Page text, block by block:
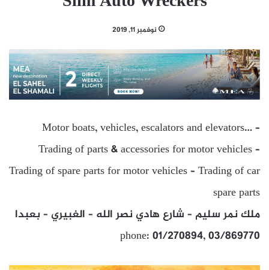
نوفمبر 11, 2019
Motor boats, vehicles, escalators and elevators… –
Trading of parts & accessories for motor vehicles –
Trading of spare parts for motor vehicles – Trading of car
spare parts
ملك نمر سليم – شارع هادي نصر الله – الغبيري – بعبدا
phone: 01/270894, 03/869770